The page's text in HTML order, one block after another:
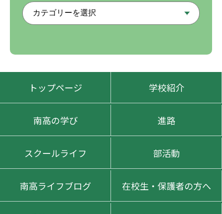
トップページ 学校紹介
南高の学び 進路
スクールライフ 部活動
南高ライフブログ 在校生・保護者の方へ